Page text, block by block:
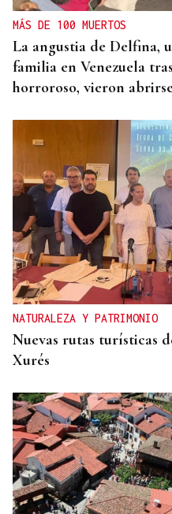
MÁS DE 100 MUERTOS
La angustia de Delfina,
familia en Venezuela
horroroso, vieron
NATURALEZA Y PATRIMONIO
Nuevas rutas turísticas
Xurés